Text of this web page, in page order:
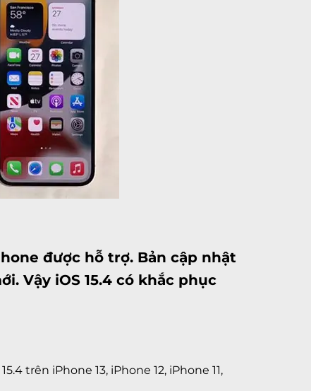
được hỗ trợ. Bản cập nhật
Vậy iOS 15.4 có khắc phục
trên iPhone 13, iPhone 12, iPhone 11,